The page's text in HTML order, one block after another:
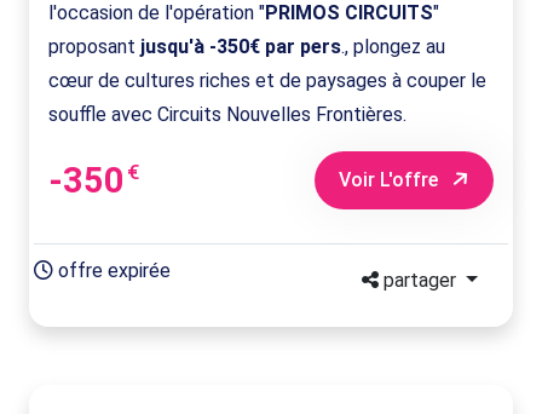
l'occasion de l'opération "PRIMOS CIRCUITS"
proposant jusqu'à -350€ par pers., plongez au
cœur de cultures riches et de paysages à couper le
souffle avec Circuits Nouvelles Frontières.
-350 € Voir L'offre
offre expirée partager